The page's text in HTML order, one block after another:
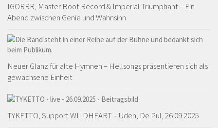
IGORRR, Master Boot Record & Imperial Triumphant – Ein
Abend zwischen Genie und Wahnsinn
Neuer Glanz für alte Hymnen – Hellsongs präsentieren sich als
gewachsene Einheit
TYKETTO, Support WILDHEART – Uden, De Pul, 26.09.2025